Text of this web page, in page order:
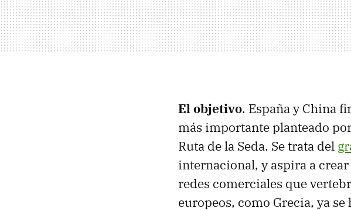
El objetivo. España y China
más importante planteado
Ruta de la Seda. Se trata del
internacional, y aspira a
redes comerciales que
europeos, como Grecia, ya se